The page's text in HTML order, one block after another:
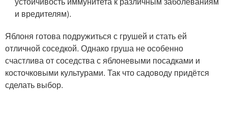
и вредителям).
Яблоня готова подружиться с грушей и стать ей
отличной соседкой. Однако груша не особенно
счастлива от соседства с яблоневыми посадками и
косточковыми культурами. Так что садоводу придётся
сделать выбор.